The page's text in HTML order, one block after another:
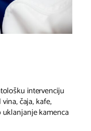
intervenciju
čaja, kafe,
kamenca